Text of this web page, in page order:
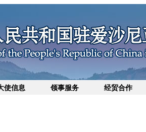
使信息 领事服务 经贸合作